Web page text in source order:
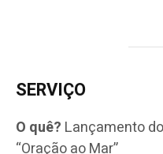
SERVIÇO
O quê? Lançamento
“Oração ao Mar”